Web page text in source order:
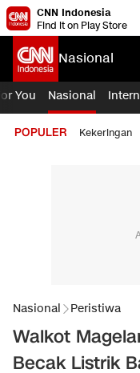
CNN Indonesia
Find it on Play Store
Nasional
You Nasional
POPULER Kekeringan
Nasional Peristiwa
Walkot
Becak Listrik